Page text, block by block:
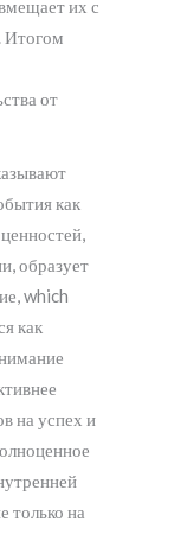
их с
Итогом
от
как
образует
which
как
на успех и
только на